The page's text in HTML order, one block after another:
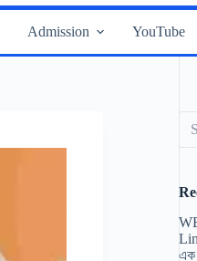
Admission YouTube
এক